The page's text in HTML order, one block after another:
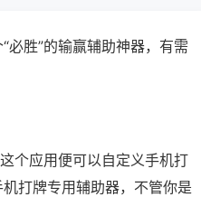
必胜”的输赢辅助神器，有需
个应用便可以自定义手机打
打牌专用辅助器，不管你是